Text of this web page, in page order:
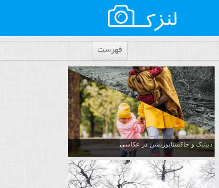
فهرست
دیپتیک و جاکستا‌پوزیشن در عکاسی